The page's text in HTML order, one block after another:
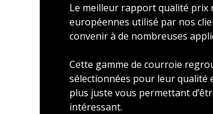
Le meilleur rapport qualité prix
européennes utilisé par nos
convenir à de nombreuses
Cette gamme de courroie
sélectionnées pour leur qualité
plus juste vous permettant
intéressant.